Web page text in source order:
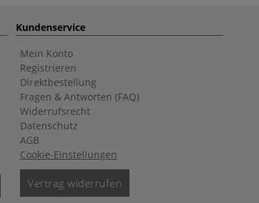
Kundenservice
Mein Konto
Registrieren
Direktbestellung
Fragen & Antworten (FAQ)
Widerrufsrecht
Datenschutz
AGB
Cookie-Einstellungen
Vertrag widerrufen